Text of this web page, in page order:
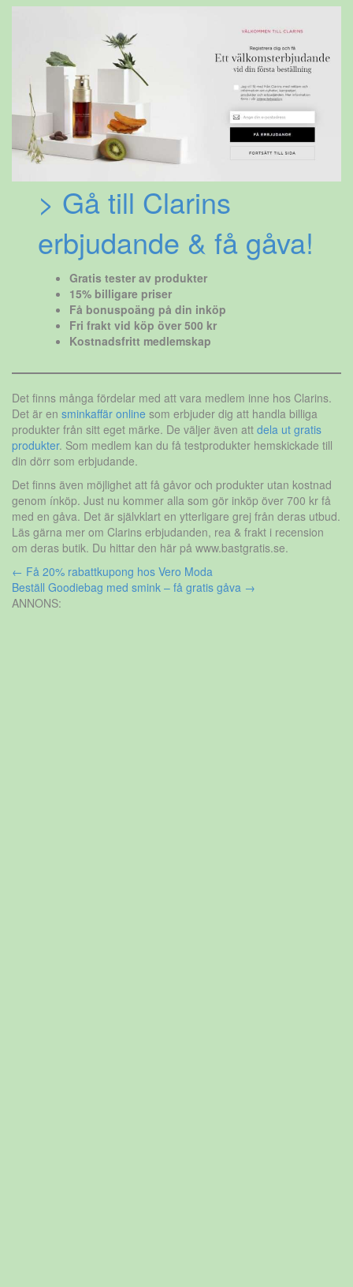
> Gå till Clarins
erbjudande & få gåva!
Gratis tester av produkter
15% billigare priser
Få bonuspoäng på din inköp
Fri frakt vid köp över 500 kr
Kostnadsfritt medlemskap
Det finns många fördelar med att vara medlem inne hos Clarins.
Det är en sminkaffär online som erbjuder dig att handla billiga
produkter från sitt eget märke. De väljer även att dela ut gratis
produkter. Som medlem kan du få testprodukter hemskickade till
din dörr som erbjudande.
Det finns även möjlighet att få gåvor och produkter utan kostnad
genom ínköp. Just nu kommer alla som gör inköp över 700 kr få
med en gåva. Det är självklart en ytterligare grej från deras utbud.
Läs gärna mer om Clarins erbjudanden, rea & frakt i recension
om deras butik. Du hittar den här på www.bastgratis.se.
Inläggsnavigering
← Få 20% rabattkupong hos Vero Moda
Beställ Goodiebag med smink – få gratis gåva →
ANNONS: